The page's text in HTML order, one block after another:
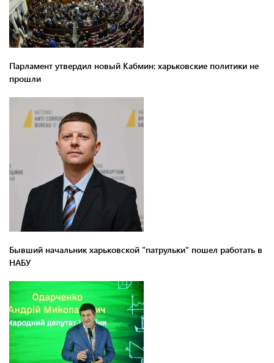
Парламент утвердил новый Кабмин: харьковские политики не
прошли
Бывший начальник харьковской "патрульки" пошел работать в
НАБУ